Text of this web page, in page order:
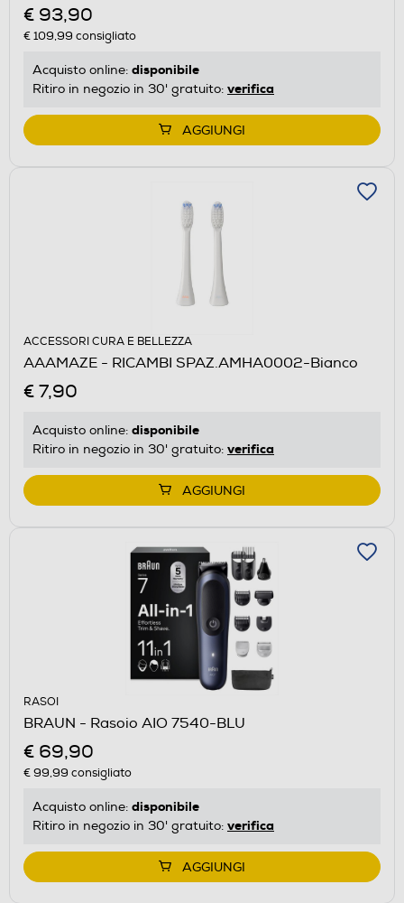
€ 93,90
€ 109,99 consigliato
Acquisto online: disponibile
Ritiro in negozio in 30' gratuito: verifica
AGGIUNGI
ACCESSORI CURA E BELLEZZA
AAAMAZE - RICAMBI SPAZ.AMHA0002-Bianco
€ 7,90
Acquisto online: disponibile
Ritiro in negozio in 30' gratuito: verifica
AGGIUNGI
RASOI
BRAUN - Rasoio AIO 7540-BLU
€ 69,90
€ 99,99 consigliato
Acquisto online: disponibile
Ritiro in negozio in 30' gratuito: verifica
AGGIUNGI